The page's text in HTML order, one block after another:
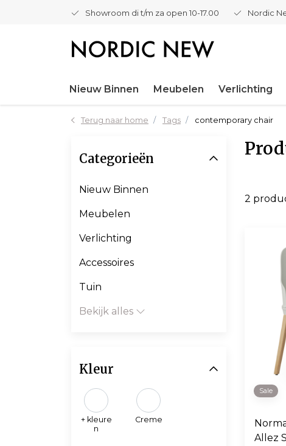
Showroom di t/m za open 10-17.00 Nordic
Nieuw Binnen Meubelen Verlichting
Terug naar home Tags contemporary chair
2
Sale
Allez
Categorieën
Nieuw Binnen
Meubelen
Verlichting
Accessoires
Tuin
Bekijk alles
Kleur
+ kleure
n
Creme